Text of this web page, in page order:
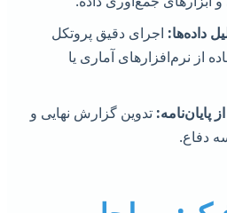
اجرای دقیق پروتکل
آماری یا
تدوین گزارش نهایی و